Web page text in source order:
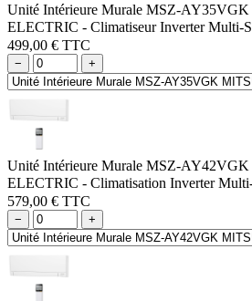
Unité Intérieure Murale MSZ-
ELECTRIC - Climatiseur Inverter Multi-
499,00 € TTC
− +
Unité Intérieure Murale MSZ-
ELECTRIC - Climatisation Inverter
579,00 € TTC
− +